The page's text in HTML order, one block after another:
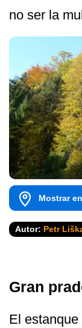
no ser la
Mostrar
Autor: Petr
Gran
El